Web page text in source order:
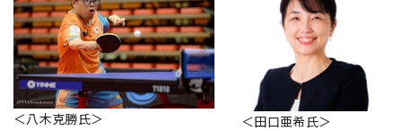
＜八木克勝氏＞ ＜田口亜希氏＞